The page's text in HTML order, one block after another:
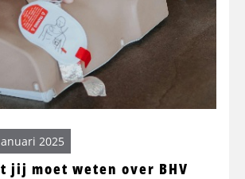
jij moet weten over BHV
2025